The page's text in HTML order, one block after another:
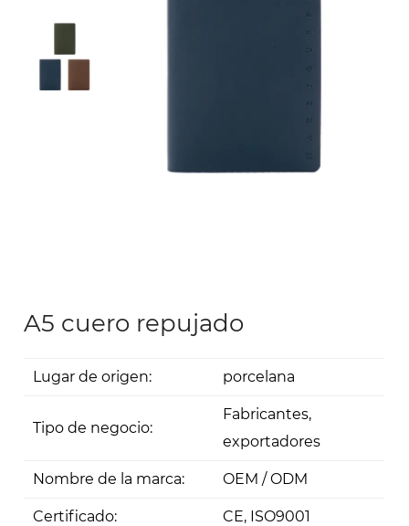
A5 cuero repujado
Lugar de origen: porcelana
Tipo de negocio:
Fabricantes,
exportadores
Nombre de la marca: OEM / ODM
Certificado: CE, ISO9001